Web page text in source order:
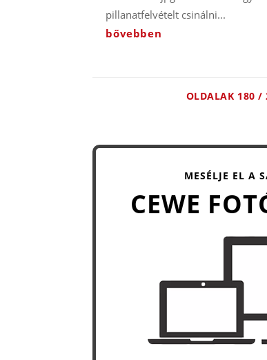
pillanatfelvételt csinálni...
bővebben
OLDALAK 180 /
MESÉLJE EL A
CEWE